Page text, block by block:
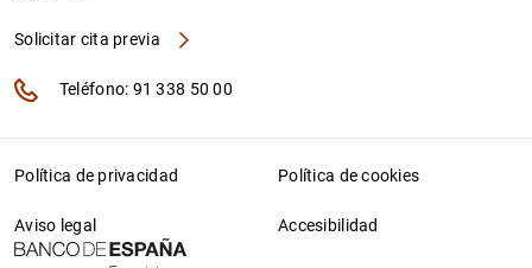
Solicitar cita previa
Teléfono: 91 338 50 00
Política de privacidad Política de cookies
Aviso legal Accesibilidad